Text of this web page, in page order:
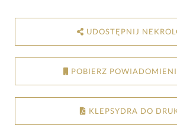
UDOSTĘPNIJ
POBIERZ
KLEPSYDRA DO